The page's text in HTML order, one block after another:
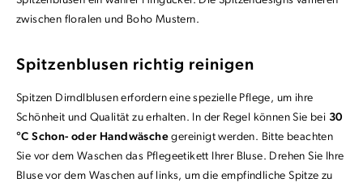
zwischen floralen und Boho Mustern.
Spitzenblusen richtig reinigen
Spitzen Dirndlblusen erfordern eine spezielle Pflege, um ihre
Schönheit und Qualität zu erhalten. In der Regel können Sie bei 30
°C Schon- oder Handwäsche gereinigt werden. Bitte beachten
Sie vor dem Waschen das Pflegeetikett Ihrer Bluse. Drehen Sie Ihre
Bluse vor dem Waschen auf links, um die empfindliche Spitze zu